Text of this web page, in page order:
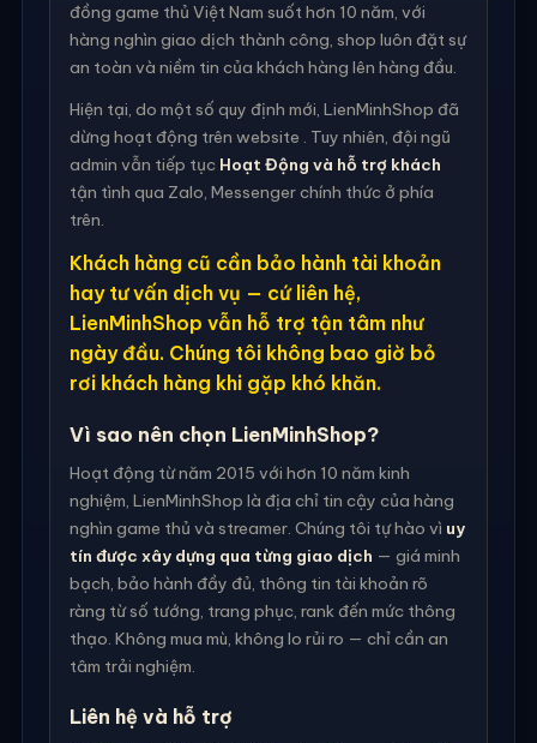
đồng game thủ Việt Nam suốt hơn 10 năm, với
hàng nghìn giao dịch thành công, shop luôn đặt sự
an toàn và niềm tin của khách hàng lên hàng đầu.
Hiện tại, do một số quy định mới, LienMinhShop đã
dừng hoạt động trên website . Tuy nhiên, đội ngũ
admin vẫn tiếp tục Hoạt Động và hỗ trợ khách
tận tình qua Zalo, Messenger chính thức ở phía
trên.
Khách hàng cũ cần bảo hành tài khoản
hay tư vấn dịch vụ — cứ liên hệ,
LienMinhShop vẫn hỗ trợ tận tâm như
ngày đầu. Chúng tôi không bao giờ bỏ
rơi khách hàng khi gặp khó khăn.
Vì sao nên chọn LienMinhShop?
Hoạt động từ năm 2015 với hơn 10 năm kinh
nghiệm, LienMinhShop là địa chỉ tin cậy của hàng
nghìn game thủ và streamer. Chúng tôi tự hào vì uy
tín được xây dựng qua từng giao dịch — giá minh
bạch, bảo hành đầy đủ, thông tin tài khoản rõ
ràng từ số tướng, trang phục, rank đến mức thông
thạo. Không mua mù, không lo rủi ro — chỉ cần an
tâm trải nghiệm.
Liên hệ và hỗ trợ